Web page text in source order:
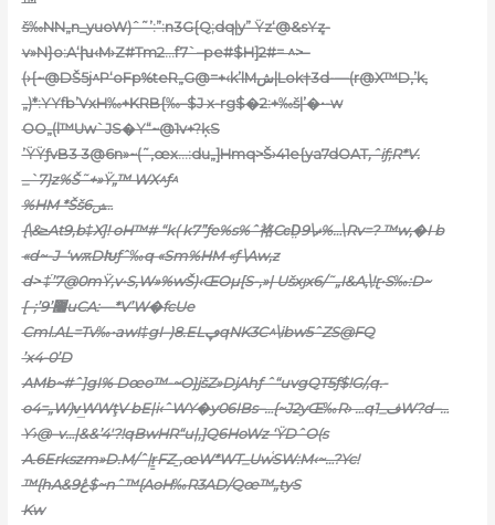
š‰NN„n_yuoW)ˆ˜’:”:n3G{Q;dq|y” Ÿz‘@&sYܻz-
v»N}o:A‘խ‹M›Z#Tm2…f7`–pe#$H]2#= ^>–
(›{~@DŠ5j^P‘oFp%teR„G@=+‹k’lMش|Lok†3d-—(r@X™D‚’k,
„)*:YYfb’VxH‰+KRB{‰–$J x-rg$�2:+‰š|’�•-w
OO„(l™Uw`JS�Y“~@1v+?ķS
’ŸŸƒvB3 3@6n»~(˜,œx…:du„]Hmq>Š›41e{ya7dOAT‚ˆiƒ;R*V.
_`7}z%Š˜+»Ÿ„™ WX^ƒ^
%HM *Ššݾ6…
{\&≥At9‚b‡X]! oH™# “k( k7”ƒe%s%ˆ袼CͼD̤9\ޡ%…\Rv=? ™w,�I b
«d~-J–‘wѫDԽƒˆ‰q «Sm%HM «ƒ \Aw,z
d> ‡֡’7@0mŸ,v•S‚W»%wŠ)‹ŒOµ[S-,»| Ušxȷx6/˜„I&A‚\!ɽ•S‰:D~
[–;’9’޷uCA:—*V’W�fcUe
Cml.AL=Tv‰•awI‡gI–)8.ELڥqNK3C^\ibw5ˆZS@FQ
’x4-0’D
AMb~#ˆ]gI% Dœo™-~O}jšZ»DjAhƒˆ“uvgQT5ƒ$!G/,q.-
o4=„W)v͢WWţV bE|i‹ˆWY�y06IBs–…{~J2yŒ‰R› …q1_فW?d–…
Ƴ›@–v…|&&’4′?!qBwHR“u|,]Q6HoWz ‘ŸDˆO(s
A.6Erkszm»D.M/ˆ|r̳FZˍ,œW*WT_Uw֫SW:M‹~…?Yc!
™{hA&9ڠ$~nˆ™{AoH‰R3AD/Qœ™„tyS
Kw